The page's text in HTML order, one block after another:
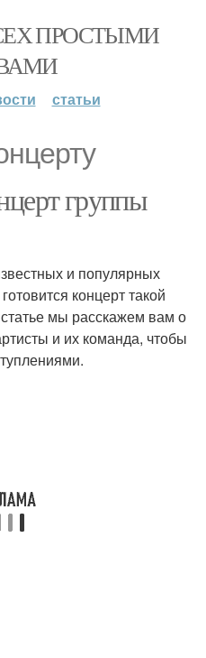
ПРОСТЫМИ
статьи
группы
и популярных
концерт такой
мы расскажем вам о
и их команда, чтобы